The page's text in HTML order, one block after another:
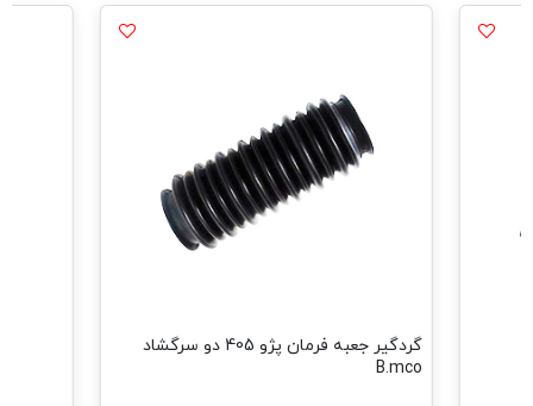
گردگیر جعبه فرمان پژو 405 دو سرگشاد
B.mco